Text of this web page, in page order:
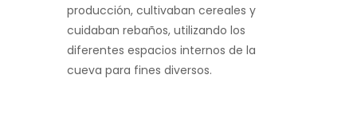
producción, cultivaban cereales y
cuidaban rebaños, utilizando los
diferentes espacios internos de la
cueva para fines diversos.